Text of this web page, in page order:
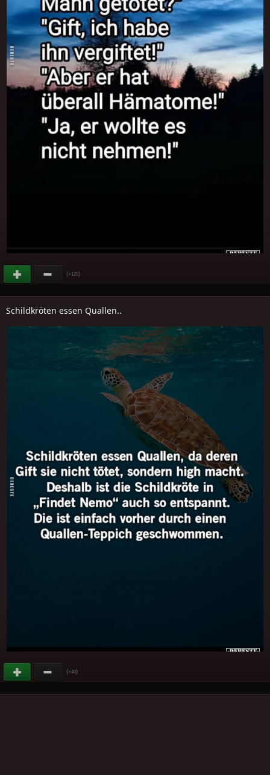
(+120)
Schildkröten essen Quallen..
(+40)